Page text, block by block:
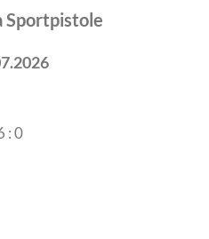
Sportpistole
: 0